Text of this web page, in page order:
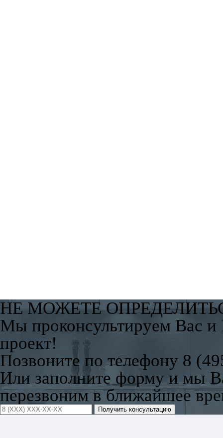
НЕ МОЖЕТЕ
Мы проконсультируем Вас
проект!
Позвоните по телефону 8
Или заполните форму и мы
перезвоним в ближайшее
Получить консультацию